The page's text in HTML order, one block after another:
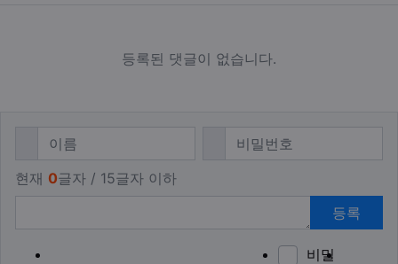
등록된 댓글이 없습니다.
댓글쓰기
필수 비밀번호필수
현재 0글자 / 15글자 이하
등록
비밀